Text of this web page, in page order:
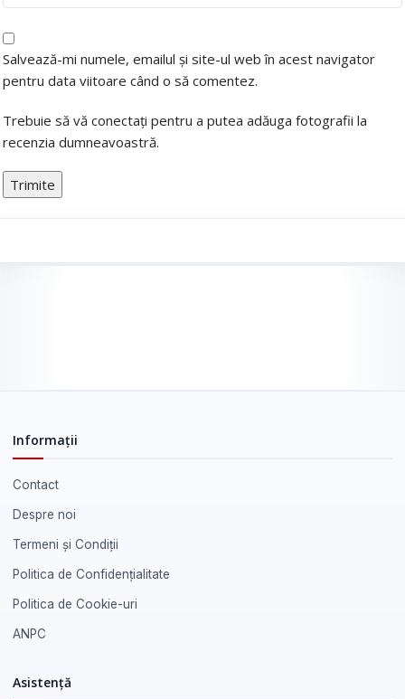
Salvează-mi numele, emailul și site-ul web în acest navigator
pentru data viitoare când o să comentez.
Trebuie să vă conectați pentru a putea adăuga fotografii la
recenzia dumneavoastră.
Informații
Contact
Despre noi
Termeni și Condiții
Politica de Confidențialitate
Politica de Cookie-uri
ANPC
Asistență